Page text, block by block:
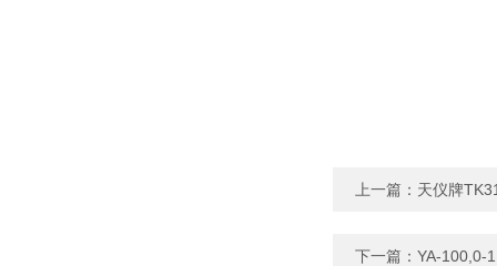
上一篇： 天仪牌
下一篇： YA-100,0-